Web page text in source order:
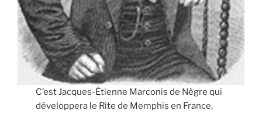
C’est Jacques-Étienne Marconis de Nègre qui
développera le Rite de Memphis en France,